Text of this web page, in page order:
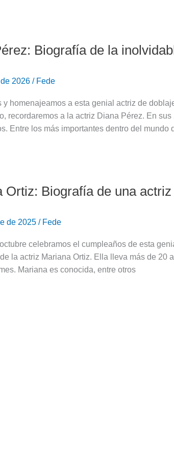
Biografía de la
2026 / Fede
y homenajeamos a esta genial actriz de
recordaremos a la actriz Diana Pérez. En
Entre los más importantes dentro del mundo
Ortiz: Biografía de una
de 2025 / Fede
celebramos el cumpleaños de esta
la actriz Mariana Ortiz. Ella lleva más de
Mariana es conocida, entre otros